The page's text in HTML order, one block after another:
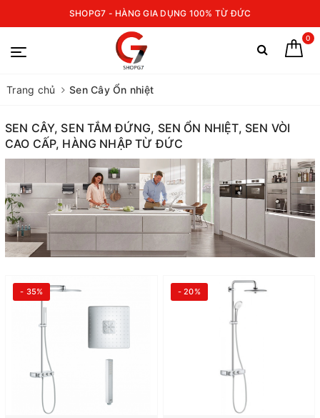
SHOPG7 - HÀNG GIA DỤNG 100% TỪ ĐỨC
0
Trang chủ Sen Cây Ổn nhiệt
SEN CÂY, SEN TẮM ĐỨNG, SEN ỔN NHIỆT, SEN VÒI
CAO CẤP, HÀNG NHẬP TỪ ĐỨC
- 35% - 20%